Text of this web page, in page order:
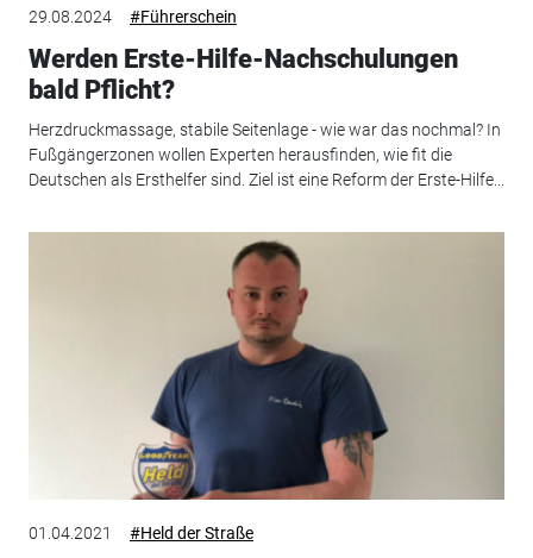
29.08.2024 #Führerschein
Werden Erste-Hilfe-Nachschulungen
bald Pflicht?
Herzdruckmassage, stabile Seitenlage - wie war das nochmal? In
Fußgängerzonen wollen Experten herausfinden, wie fit die
Deutschen als Ersthelfer sind. Ziel ist eine Reform der Erste-Hilfe...
01.04.2021 #Held der Straße